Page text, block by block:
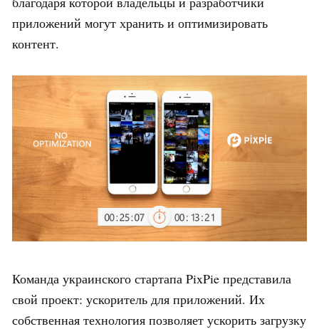
приложений могут хранить и оптимизировать
контент.
Команда украинского стартапа PixPie представила
свой проект: ускоритель для приложений. Их
собственная технология позволяет ускорить загрузку